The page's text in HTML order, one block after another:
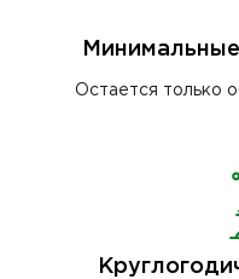
Остается только